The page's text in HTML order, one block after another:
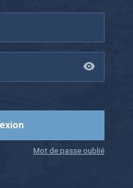
Mot de passe oublié